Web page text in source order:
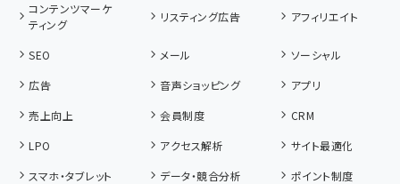
コンテンツマーケ
ティング
リスティング広告 アフィリエイト
SEO メール
ソーシャル
広告
音声ショッピング
アプリ
売上向上
会員制度
CRM
LPO
アクセス解析
サイト最適化
スマホ・タブレット
データ・競合分析
ポイント制度